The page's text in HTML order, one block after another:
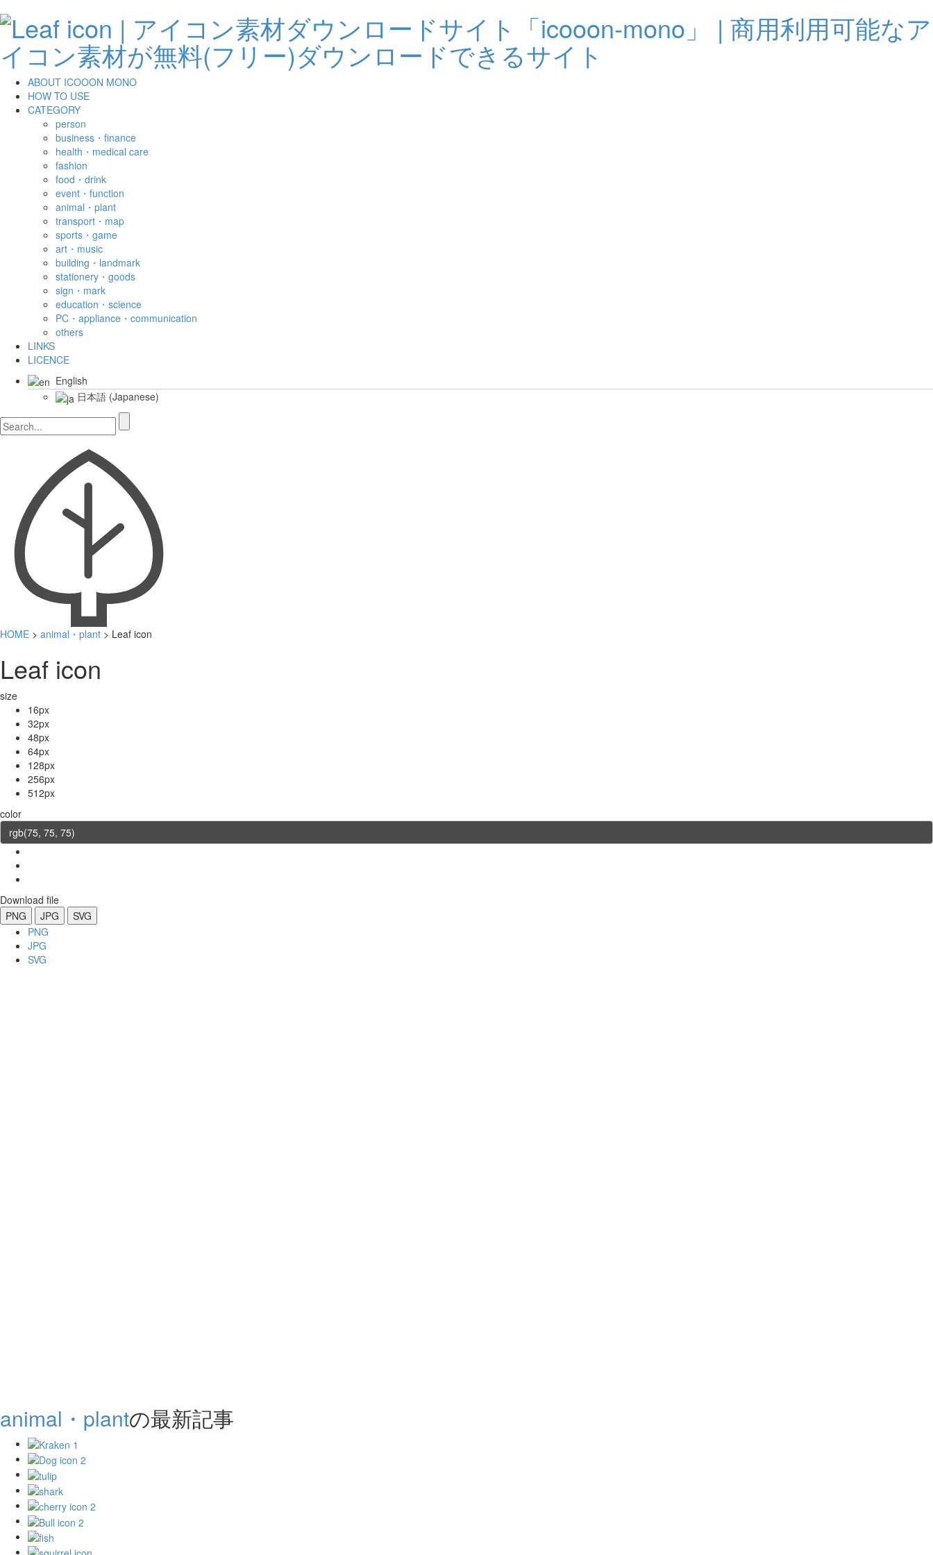
ABOUT ICOOON MONO
HOW TO USE
CATEGORY
person
business・finance
health・medical care
fashion
food・drink
event・function
animal・plant
transport・map
sports・game
art・music
building・landmark
stationery・goods
sign・mark
education・science
PC・appliance・communication
others
LINKS
LICENCE
English
日本語 (Japanese)
HOME > animal・plant > Leaf icon
Leaf icon
size
16px
32px
48px
64px
128px
256px
512px
color
Download file
PNG
JPG
SVG
PNG
JPG
SVG
animal・plantの最新記事